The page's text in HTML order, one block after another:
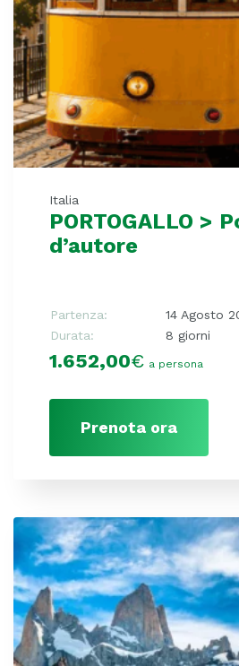
Italia
PORTOGALLO >
d’autore
Partenza:
14 Agosto
Durata:
8 giorni
1.652,00€ a persona
Prenota ora